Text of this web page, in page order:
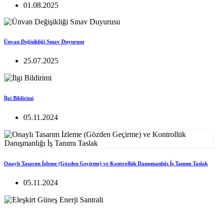
01.08.2025
Ünvan Değişikliği Sınav Duyurusu
25.07.2025
İlgi Bildirimi
05.11.2024
Onaylı Tasarım İzleme (Gözden Geçirme) ve Kontrollük Danışmanlığı İş Tanımı Taslak
05.11.2024